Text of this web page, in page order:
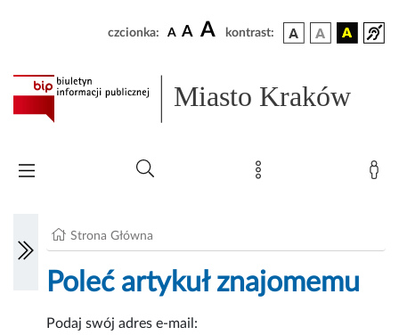
czcionka: A A A kontrast:
Miasto Kraków
Strona Główna
Poleć artykuł znajomemu
Podaj swój adres e-mail: